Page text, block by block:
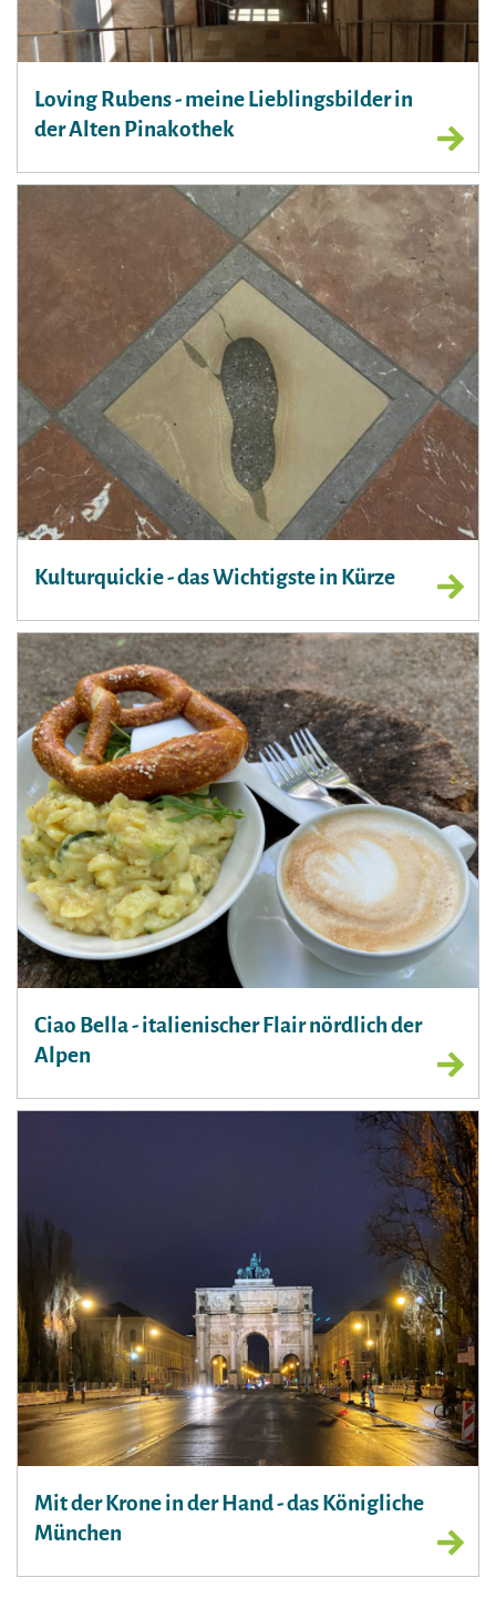
Loving Rubens - meine Lieblingsbilder in
der Alten Pinakothek
Kulturquickie - das Wichtigste in Kürze
Ciao Bella - italienischer Flair nördlich der
Alpen
Mit der Krone in der Hand - das Königliche
München